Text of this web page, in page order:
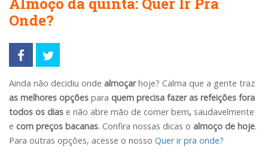
Onde?
Ainda não decidiu onde almoçarhoje? Calma que a gente traz
as melhores opções para quem precisa fazer as refeições fora
todos os dias e não abre mão de comer bem, saudavelmente
e com preços bacanas. Confira nossas dicas o almoço de hoje.
Para outras opções, acesse o nosso Quer ir pra onde?